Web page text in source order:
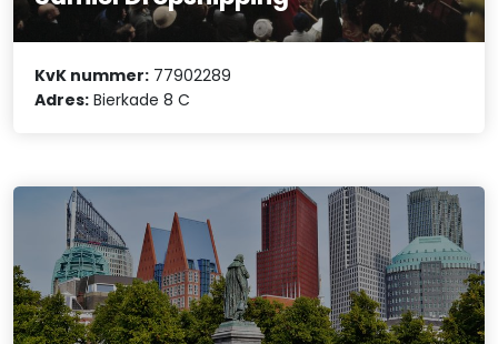
KvK nummer: 77902289
Adres: Bierkade 8 C